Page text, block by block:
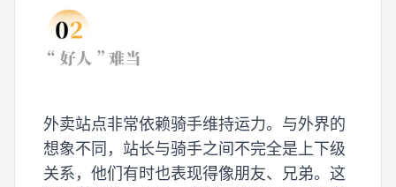
外卖站点非常依赖骑手维持运力。与外界的
想象不同，站长与骑手之间不完全是上下级
关系，他们有时也表现得像朋友、兄弟。这